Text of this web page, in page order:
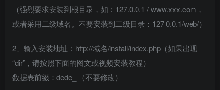
（强烈要求安装到根目录，如：127.0.0.1 / www.xxx.com，
或者采用二级域名。不要安装到二级目录：127.0.0.1/web/）
2、输入安装地址：http://域名/install/index.php（如果出现
“dir”，请按照下面的图文或视频安装教程）
数据表前缀：dede_ （不要修改）